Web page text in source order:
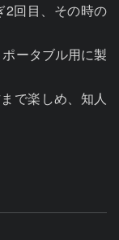
2回目、その時の
ータブル用に製
で楽しめ、知人